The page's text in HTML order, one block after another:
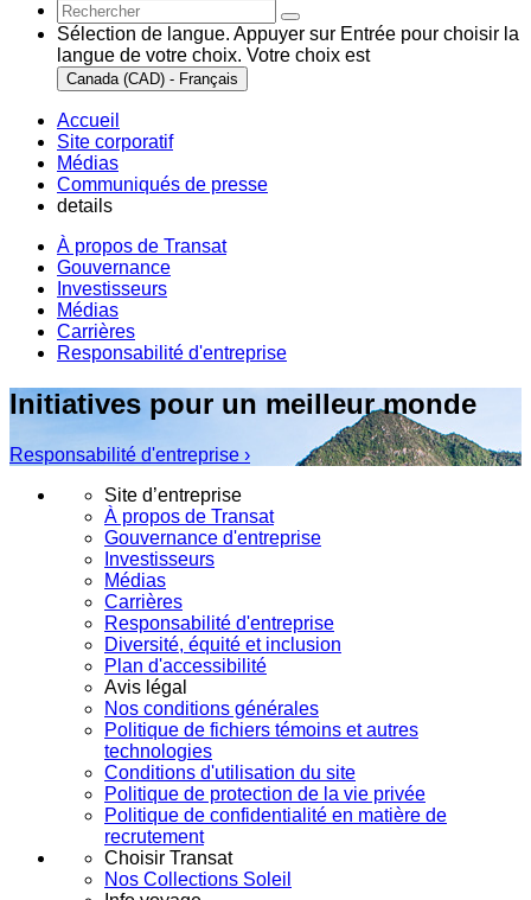
Sélection de langue. Appuyer sur Entrée pour choisir la
langue de votre choix. Votre choix est
Canada (CAD) - Français
Accueil
Site corporatif
Médias
Communiqués de presse
details
À propos de Transat
Gouvernance
Investisseurs
Médias
Carrières
Responsabilité d'entreprise
Initiatives pour un meilleur monde
Responsabilité d'entreprise ›
Site d’entreprise
À propos de Transat
Gouvernance d'entreprise
Investisseurs
Médias
Carrières
Responsabilité d'entreprise
Diversité, équité et inclusion
Plan d'accessibilité
Avis légal
Nos conditions générales
Politique de fichiers témoins et autres
technologies
Conditions d'utilisation du site
Politique de protection de la vie privée
Politique de confidentialité en matière de
recrutement
Choisir Transat
Nos Collections Soleil